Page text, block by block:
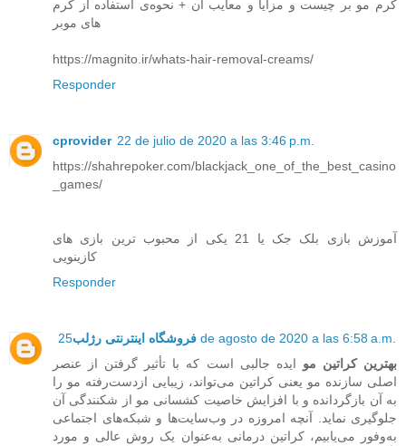
کرم مو بر چیست و مزایا و معایب آن + نحوه‌ی استفاده از کرم
های موبر
https://magnito.ir/whats-hair-removal-creams/
Responder
cprovider 22 de julio de 2020 a las 3:46 p.m.
https://shahrepoker.com/blackjack_one_of_the_best_casino
_games/
آموزش بازی بلک جک یا 21 یکی از محبوب ترین بازی های
کازینویی
Responder
فروشگاه اینترنتی رژلب 25 de agosto de 2020 a las 6:58 a.m.
بهترین کراتین مو ایده جالبی است که با تأثیر گرفتن از عنصر
اصلی سازنده مو یعنی کراتین می‌تواند، زیبایی ازدست‌رفته مو را
به آن بازگردانده و با افزایش خاصیت کشسانی مو از شکنندگی آن
جلوگیری نماید. آنچه امروزه در وب‌سایت‌ها و شبکه‌های اجتماعی
به‌وفور می‌یابیم، کراتین درمانی به‌عنوان یک روش عالی و مورد